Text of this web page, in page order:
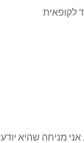
לקופאית
מניחה שהיא